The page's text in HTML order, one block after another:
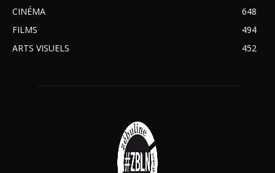
CINÉMA
648
FILMS
494
ARTS VISUELS
452